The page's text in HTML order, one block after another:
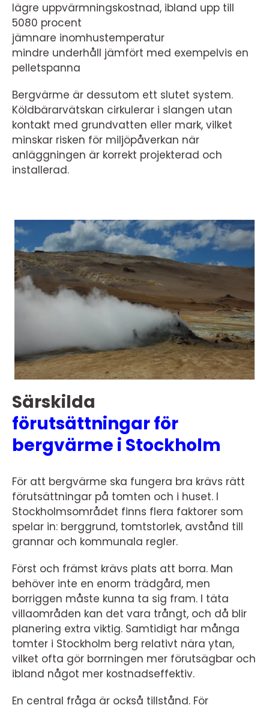
lägre uppvärmningskostnad, ibland upp till
5080 procent
jämnare inomhustemperatur
mindre underhåll jämfört med exempelvis en
pelletspanna
Bergvärme är dessutom ett slutet system.
Köldbärarvätskan cirkulerar i slangen utan
kontakt med grundvatten eller mark, vilket
minskar risken för miljöpåverkan när
anläggningen är korrekt projekterad och
installerad.
Särskilda
förutsättningar för
bergvärme i Stockholm
För att bergvärme ska fungera bra krävs rätt
förutsättningar på tomten och i huset. I
Stockholmsområdet finns flera faktorer som
spelar in: berggrund, tomtstorlek, avstånd till
grannar och kommunala regler.
Först och främst krävs plats att borra. Man
behöver inte en enorm trädgård, men
borriggen måste kunna ta sig fram. I täta
villaområden kan det vara trångt, och då blir
planering extra viktig. Samtidigt har många
tomter i Stockholm berg relativt nära ytan,
vilket ofta gör borrningen mer förutsägbar och
ibland något mer kostnadseffektiv.
En central fråga är också tillstånd. För